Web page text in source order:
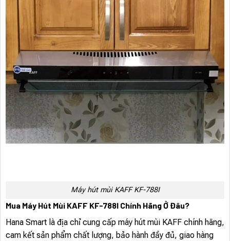
Máy hút mùi KAFF KF-788I
Mua Máy Hút Mùi KAFF KF-788I Chính Hãng Ở Đâu?
Hana Smart là địa chỉ cung cấp máy hút mùi KAFF chính hãng,
cam kết sản phẩm chất lượng, bảo hành đầy đủ, giao hàng